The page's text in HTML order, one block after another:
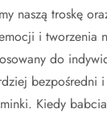
naszą troskę
i tworzenia
do
bezpośredni
Kiedy